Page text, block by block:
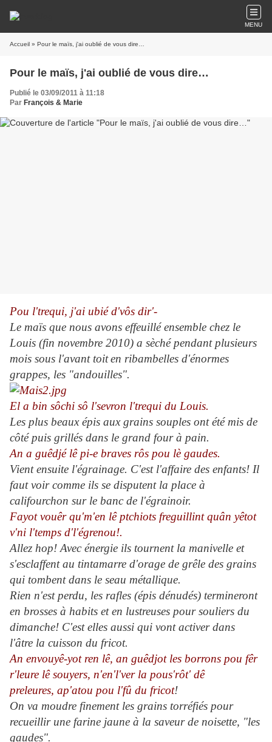
MENU
Accueil » Pour le maïs, j'ai oublié de vous dire…
Pour le maïs, j'ai oublié de vous dire…
Publié le 03/09/2011 à 11:18
Par François & Marie
Pou l'trequi, j'ai ubié d'vôs dir'-
Le maïs que nous avons effeuillé ensemble chez le
Louis (fin novembre 2010) a sèché pendant plusieurs
mois sous l'avant toiten ribambelles d'énormes
grappes, les "andouilles".
El a bin sôchi sô l'sevron l'trequi du Louis.
Les plus beaux épis aux grains souples ont été mis de
côté puis grillés dans le grand four à pain.
An a guêdjé lê pi-e braves rôs pou lè gaudes.
Vient ensuite l'égrainage. C'est l'affaire des enfants! Il
faut voir comme ils se disputent la place à
califourchon sur le banc de l'égrainoir.
Fayot vouêr qu'm'en lê ptchiots freguillint quân yêtot
v'ni l'temps d'l'égrenou!.
Allez hop! Avec énergie ils tournent la manivelle et
s'esclaffent au tintamarre d'orage de grêle des grains
qui tombent dans le seau métallique.
Rien n'est perdu, les rafles (épis dénudés) termineront
en brosses à habits et en lustreuses pour souliers du
dimanche! C'est elles aussi qui vont activer dans
l'âtre la cuisson du fricot.
An envouyê-yot ren lê, an guêdjot les borrons pou fêr
r'leure lê souyers, n'en'l'ver la pous'rôt' dê
preleures, ap'atou pou l'fû du fricot!
On va moudre finement les grains torréfiés pour
recueillir une farine jaune à la saveur de noisette, "les
gaudes".